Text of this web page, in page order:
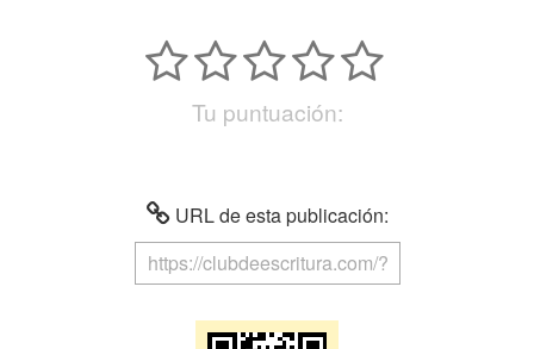
Tu puntuación:
URL de esta publicación: